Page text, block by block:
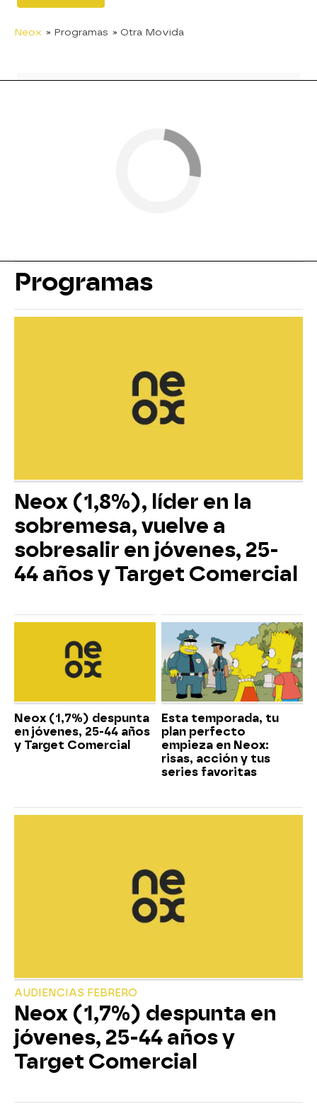
Neox » Programas » Otra Movida
Programas
Neox (1,8%), líder en la
sobremesa, vuelve a
sobresalir en jóvenes, 25-
44 años y Target Comercial
Neox (1,7%) despunta
en jóvenes, 25-44 años
y Target Comercial
Esta temporada, tu
plan perfecto
empieza en Neox:
risas, acción y tus
series favoritas
AUDIENCIAS FEBRERO
Neox (1,7%) despunta en
jóvenes, 25-44 años y
Target Comercial